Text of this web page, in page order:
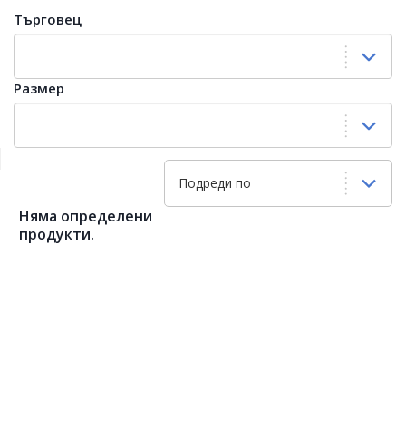
Търговец
Размер
Подреди по
Няма определени
продукти.